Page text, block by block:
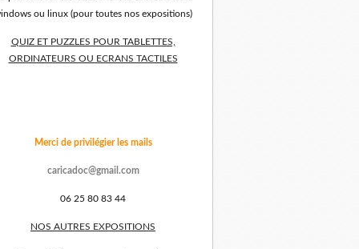
ou linux (pour toutes nos expositions)
QUIZ ET PUZZLES POUR TABLETTES,
ORDINATEURS OU ECRANS TACTILES
Merci de privilégier les mails
caricadoc@gmail.com
06 25 80 83 44
NOS AUTRES EXPOSITIONS